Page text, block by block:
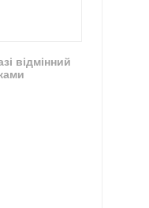
відмінний